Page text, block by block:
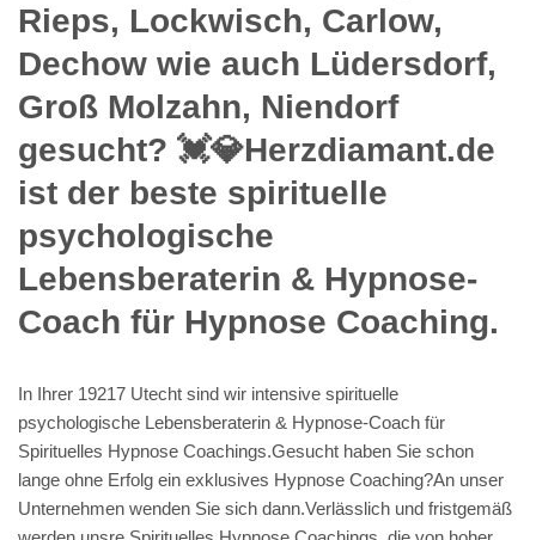
Rieps, Lockwisch, Carlow,
Dechow wie auch Lüdersdorf,
Groß Molzahn, Niendorf
gesucht? 💓️💎Herzdiamant.de
ist der beste spirituelle
psychologische
Lebensberaterin & Hypnose-
Coach für Hypnose Coaching.
In Ihrer 19217 Utecht sind wir intensive spirituelle
psychologische Lebensberaterin & Hypnose-Coach für
Spirituelles Hypnose Coachings.Gesucht haben Sie schon
lange ohne Erfolg ein exklusives Hypnose Coaching?An unser
Unternehmen wenden Sie sich dann.Verlässlich und fristgemäß